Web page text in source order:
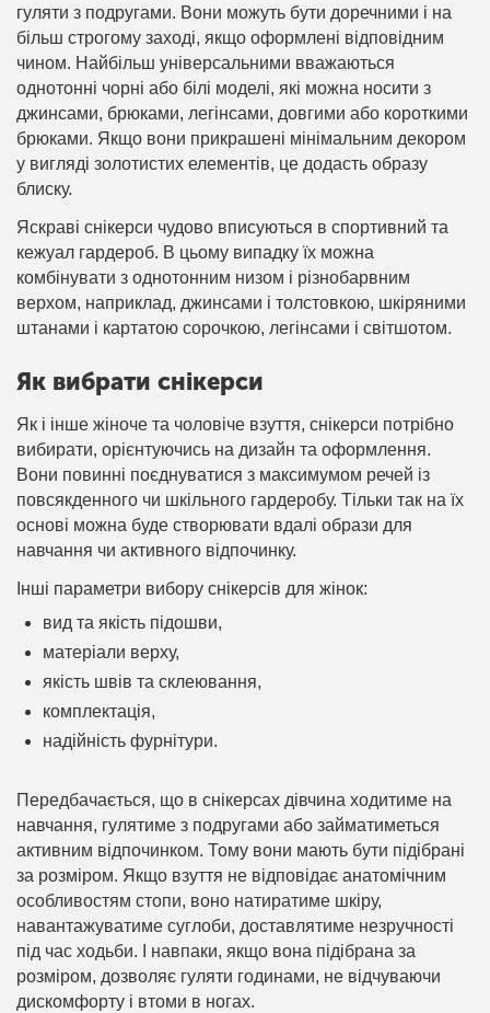
гуляти з подругами. Вони можуть бути доречними і на
більш строгому заході, якщо оформлені відповідним
чином. Найбільш універсальними вважаються
однотонні чорні або білі моделі, які можна носити з
джинсами, брюками, легінсами, довгими або короткими
брюками. Якщо вони прикрашені мінімальним декором
у вигляді золотистих елементів, це додасть образу
блиску.
Яскраві снікерси чудово вписуються в спортивний та
кежуал гардероб. В цьому випадку їх можна
комбінувати з однотонним низом і різнобарвним
верхом, наприклад, джинсами і толстовкою, шкіряними
штанами і картатою сорочкою, легінсами і світшотом.
Як вибрати снікерси
Як і інше жіноче та чоловіче взуття, снікерси потрібно
вибирати, орієнтуючись на дизайн та оформлення.
Вони повинні поєднуватися з максимумом речей із
повсякденного чи шкільного гардеробу. Тільки так на їх
основі можна буде створювати вдалі образи для
навчання чи активного відпочинку.
Інші параметри вибору снікерсів для жінок:
вид та якість підошви,
матеріали верху,
якість швів та склеювання,
комплектація,
надійність фурнітури.
Передбачається, що в снікерсах дівчина ходитиме на
навчання, гулятиме з подругами або займатиметься
активним відпочинком. Тому вони мають бути підібрані
за розміром. Якщо взуття не відповідає анатомічним
особливостям стопи, воно натиратиме шкіру,
навантажуватиме суглоби, доставлятиме незручності
під час ходьби. І навпаки, якщо вона підібрана за
розміром, дозволяє гуляти годинами, не відчуваючи
дискомфорту і втоми в ногах.